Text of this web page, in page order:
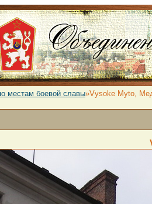
местам боевой славы»Vysoke Myto,